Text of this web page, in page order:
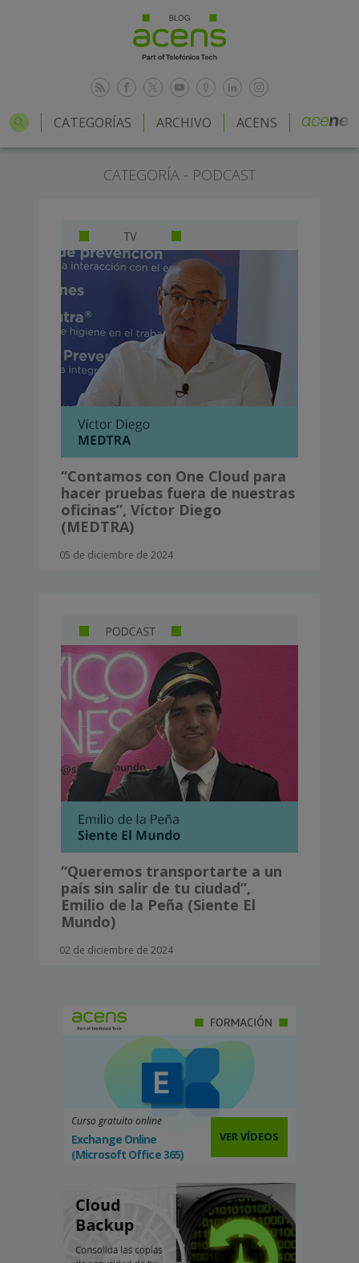
CATEGORÍAS ARCHIVO ACENS
CATEGORÍA - PODCAST
“Contamos con One Cloud para
hacer pruebas fuera de nuestras
oficinas”, Víctor Diego
(MEDTRA)
05 de diciembre de 2024
“Queremos transportarte a un
país sin salir de tu ciudad”,
Emilio de la Peña (Siente El
Mundo)
02 de diciembre de 2024
Curso gratuito online
Exchange Online
(Microsoft Office 365)
VER VÍDEOS